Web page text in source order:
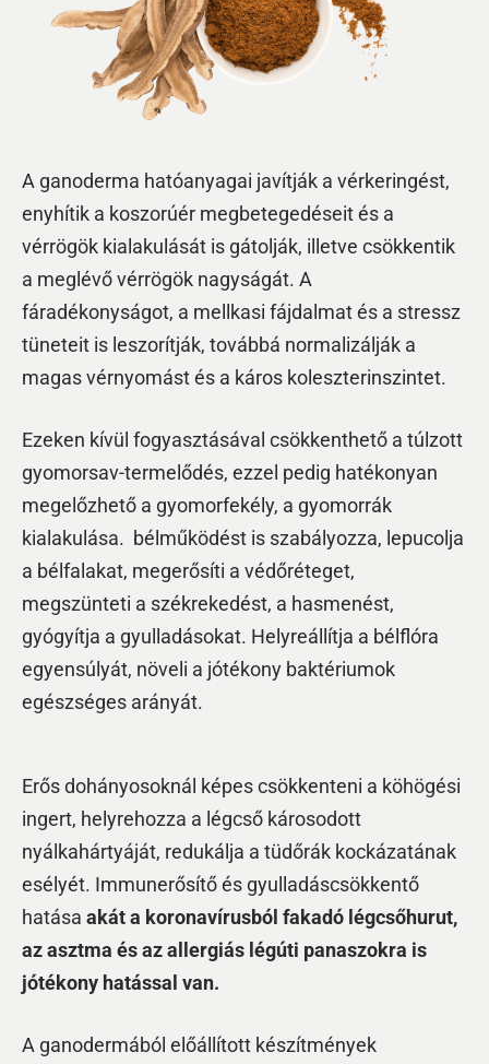
A ganoderma hatóanyagai javítják a vérkeringést,
enyhítik a koszorúér megbetegedéseit és a
vérrögök kialakulását is gátolják, illetve csökkentik
a meglévő vérrögök nagyságát. A
fáradékonyságot, a mellkasi fájdalmat és a stressz
tüneteit is leszorítják, továbbá normalizálják a
magas vérnyomást és a káros koleszterinszintet.
Ezeken kívül fogyasztásával csökkenthető a túlzott
gyomorsav-termelődés, ezzel pedig hatékonyan
megelőzhető a gyomorfekély, a gyomorrák
kialakulása. bélműködést is szabályozza, lepucolja
a bélfalakat, megerősíti a védőréteget,
megszünteti a székrekedést, a hasmenést,
gyógyítja a gyulladásokat. Helyreállítja a bélflóra
egyensúlyát, növeli a jótékony baktériumok
egészséges arányát.
Erős dohányosoknál képes csökkenteni a köhögési
ingert, helyrehozza a légcső károsodott
nyálkahártyáját, redukálja a tüdőrák kockázatának
esélyét. Immunerősítő és gyulladáscsökkentő
hatása akát a koronavírusból fakadó légcsőhurut,
az asztma és az allergiás légúti panaszokra is
jótékony hatással van.
A ganodermából előállított készítmények